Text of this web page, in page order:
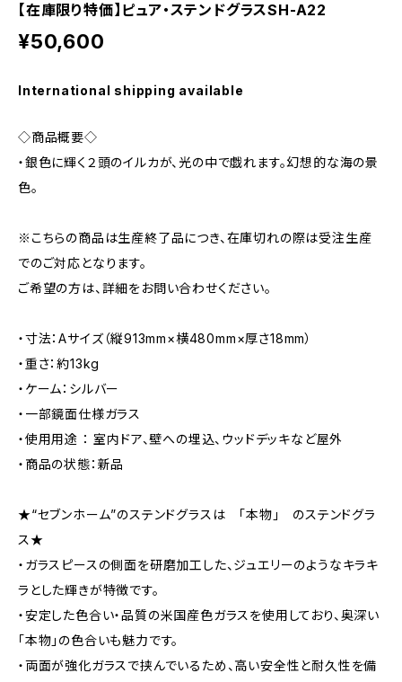
【在庫限り特価】ピュア・ステンドグラスSH-A22
¥50,600
International shipping available
◇商品概要◇
・銀色に輝く２頭のイルカが、光の中で戯れます。幻想的な海の景
色。
※こちらの商品は生産終了品につき、在庫切れの際は受注生産
でのご対応となります。
ご希望の方は、詳細をお問い合わせください。
・寸法：Aサイズ（縦913mm×横480mm×厚さ18mm）
・重さ：約13kg
・ケーム：シルバー
・一部鏡面仕様ガラス
・使用用途 ： 室内ドア、壁への埋込、ウッドデッキなど屋外
・商品の状態：新品
★“セブンホーム”のステンドグラスは 「本物」 のステンドグラ
ス★
・ガラスピースの側面を研磨加工した、ジュエリーのようなキラキ
ラとした輝きが特徴です。
・安定した色合い・品質の米国産色ガラスを使用しており、奥深い
「本物」の色合いも魅力です。
・両面が強化ガラスで挟んでいるため、高い安全性と耐久性を備